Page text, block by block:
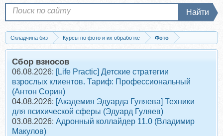
Найти
Складчина биз Курсы по фото и их обработке
Фото
Запись Раскрой свою внутреннюю звезду. Курс фотопозирования. Тариф...
Сбор взносов
06.08.2026: [Life Practic] Детские стратегии
взрослых клиентов. Тариф: Профессиональный
(Антон Сорин)
04.08.2026: [Академия Эдуарда Гуляева] Техники
для психической сферы (Эдуард Гуляев)
03.08.2026: Адронный коллайдер 11.0 (Владимир
Макулов)